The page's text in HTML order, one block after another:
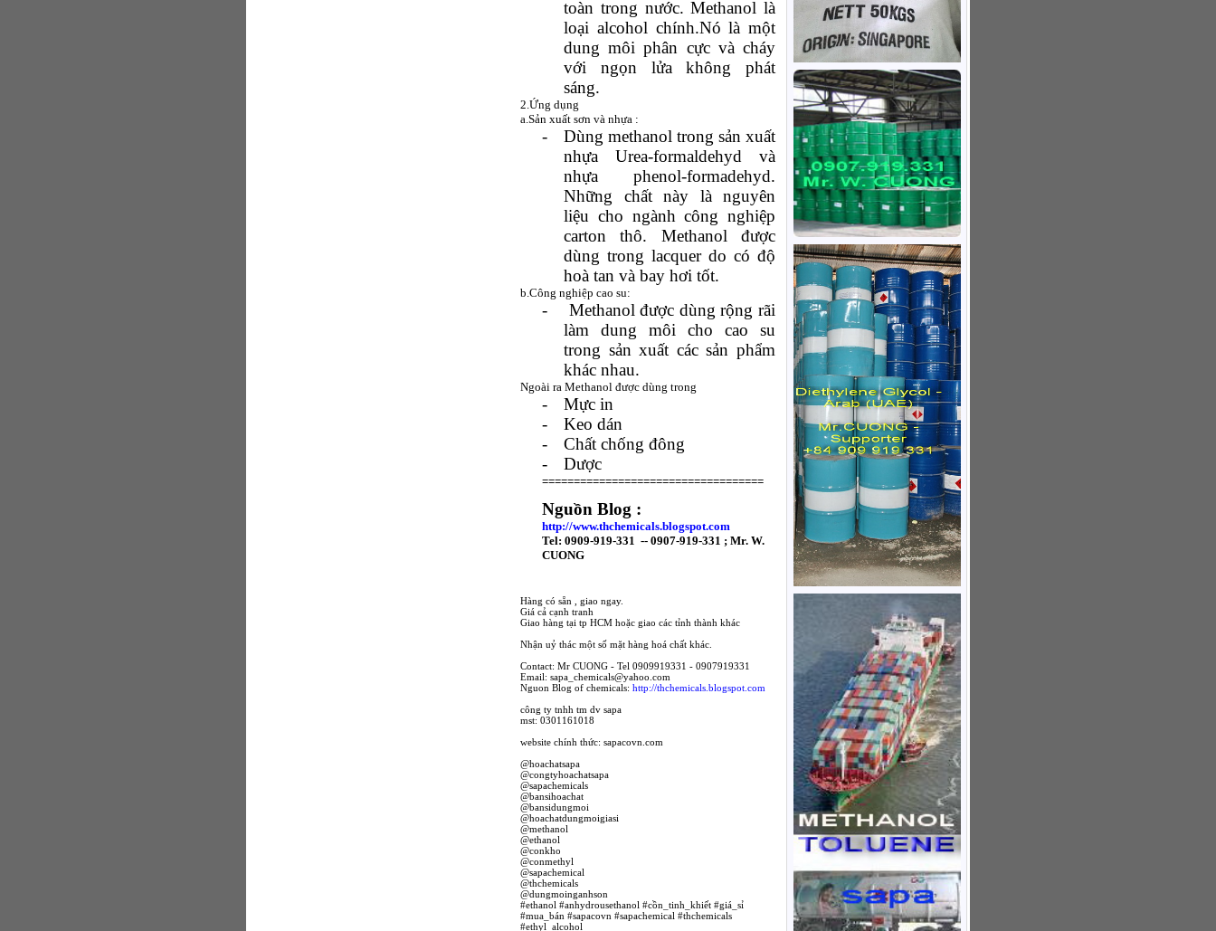
toàn trong nước. Methanol là
loại alcohol chính.Nó là một
dung môi phân cực và cháy
với ngọn lửa không phát
sáng.
2.Ứng dụng
a.Sản xuất sơn và nhựa :
-
Dùng methanol trong sản xuất
nhựa Urea-formaldehyd và
nhựa phenol-formadehyd.
Những chất này là nguyên
liệu cho ngành công nghiệp
carton thô. Methanol được
dùng trong lacquer do có độ
hoà tan và bay hơi tốt.
b.Công nghiệp cao su:
-
Methanol được dùng rộng rãi
làm dung môi cho cao su
trong sản xuất các sản phẩm
khác nhau.
Ngoài ra Methanol được dùng trong
-
Mực in
-
Keo dán
-
Chất chống đông
-
Dược
===================================
Nguồn Blog :
http://www.thchemicals.blogspot.com
Tel: 0909-919-331 -- 0907-919-331 ; Mr. W.
CUONG
Hàng có sẵn , giao ngay.
Giá cả cạnh tranh
Giao hàng tại tp HCM hoặc giao các tỉnh thành khác
Nhận uỷ thác một số mặt hàng hoá chất khác.
Contact: Mr CUONG - Tel 0909919331 - 0907919331
Email: sapa_chemicals@yahoo.com
Nguon Blog of chemicals: http://thchemicals.blogspot.com
công ty tnhh tm dv sapa
mst: 0301161018
website chính thức: sapacovn.com
@hoachatsapa
@congtyhoachatsapa
@sapachemicals
@bansihoachat
@bansidungmoi
@hoachatdungmoigiasi
@methanol
@ethanol
@conkho
@conmethyl
@sapachemical
@thchemicals
@dungmoinganhson
#ethanol #anhydrousethanol #cồn_tinh_khiết #giá_sỉ
#mua_bán #sapacovn #sapachemical #thchemicals
#ethyl_alcohol